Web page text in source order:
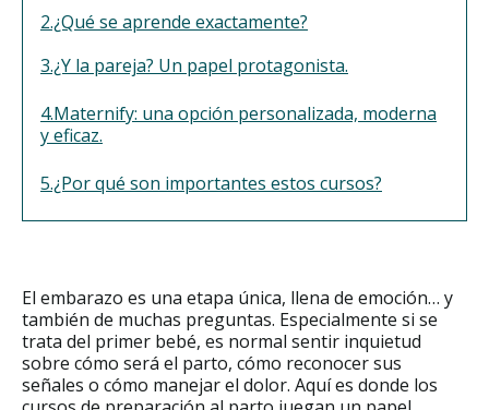
2.¿Qué se aprende exactamente?
3.¿Y la pareja? Un papel protagonista.
4.Maternify: una opción personalizada, moderna
y eficaz.
5.¿Por qué son importantes estos cursos?
El embarazo es una etapa única, llena de emoción… y
también de muchas preguntas. Especialmente si se
trata del primer bebé, es normal sentir inquietud
sobre cómo será el parto, cómo reconocer sus
señales o cómo manejar el dolor. Aquí es donde los